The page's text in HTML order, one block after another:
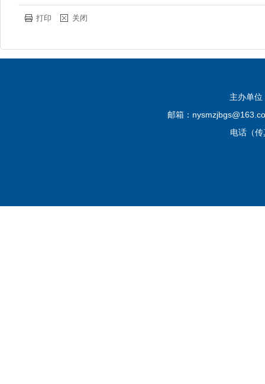
打印 关闭
主办单
邮箱：
电话（